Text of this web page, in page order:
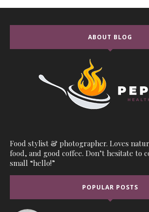
ABOUT BLOG
Food stylist & photographer. Loves
food, and good coffee. Don’t hesitate to
small “hello!”
POPULAR POSTS